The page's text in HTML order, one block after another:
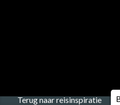
Terug naar reisinspiratie